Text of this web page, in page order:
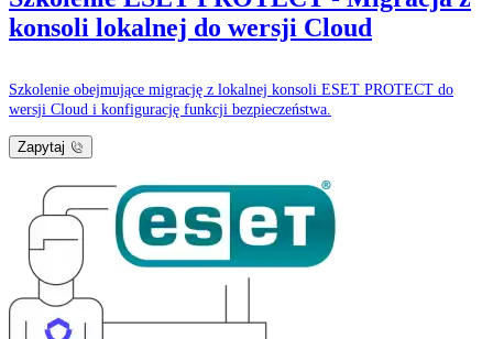
konsoli lokalnej do wersji Cloud
Szkolenie obejmujące migrację z lokalnej konsoli ESET PROTECT do
wersji Cloud i konfigurację funkcji bezpieczeństwa.
Zapytaj